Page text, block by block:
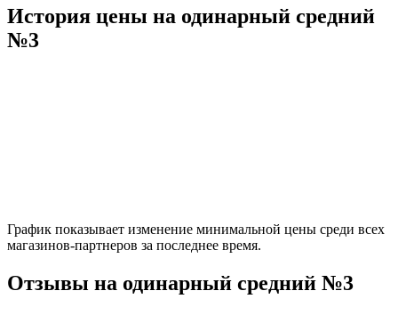
История цены на одинарный средний
№3
График показывает изменение минимальной цены среди всех
магазинов-партнеров за последнее время.
Отзывы на одинарный средний №3